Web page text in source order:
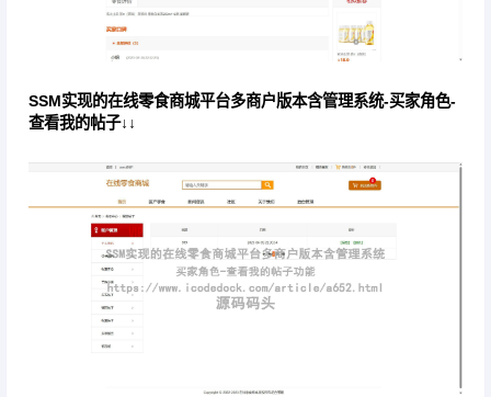
SSM实现的在线零食商城平台多商户版本含管理系统-买家角色-
查看我的帖子↓↓